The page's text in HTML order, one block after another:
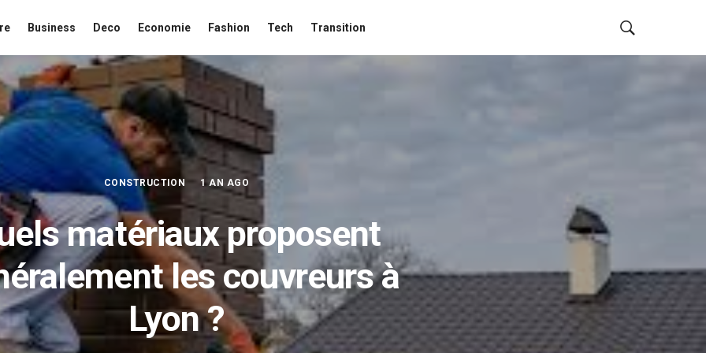
Business Deco Economie Fashion Tech Transition
CONSTRUCTION 1 AN AGO
matériaux proposent
les couvreurs à
Lyon ?